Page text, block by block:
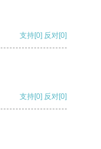
支持[0] 反对[0]
支持[0] 反对[0]